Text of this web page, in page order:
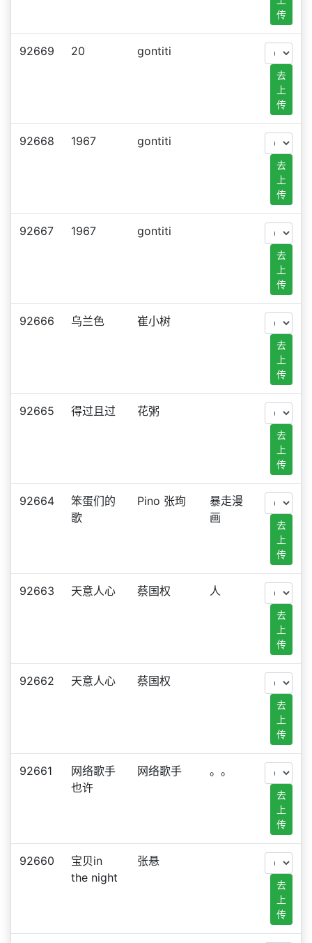
传
92669 20 gontiti
去
上
传
92668 1967 gontiti
去
上
传
92667 1967 gontiti
去
上
传
92666 乌兰色 崔小树
去
上
传
92665 得过且过 花粥
去
上
传
92664
笨蛋们的
歌
Pino 张珣
暴走漫
画
去
上
传
92663 天意人心 蔡国权 人
去
上
传
92662 天意人心 蔡国权
去
上
传
92661
网络歌手
也许
网络歌手 。。
去
上
传
92660
宝贝in
the night
张悬
去
上
传